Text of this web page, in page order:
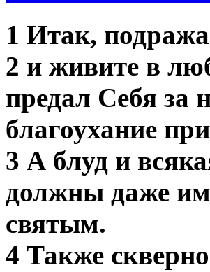
1 Итак,
2 и живите в
предал Себя за
благоухание
3 А блуд и
должны даже
святым.
4 Также